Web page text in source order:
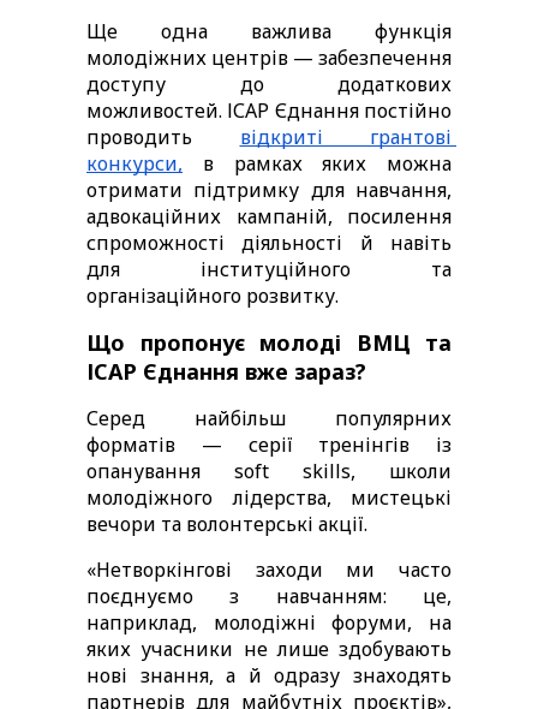
Ще одна важлива функція
молодіжних центрів — забезпечення
доступу до додаткових
можливостей. ІСАР Єднання постійно
проводить відкриті грантові
конкурси, в рамках яких можна
отримати підтримку для навчання,
адвокаційних кампаній, посилення
спроможності діяльності й навіть
для інституційного та
організаційного розвитку.
Що пропонує молоді ВМЦ та
ІСАР Єднання вже зараз?
Серед найбільш популярних
форматів — серії тренінгів із
опанування soft skills, школи
молодіжного лідерства, мистецькі
вечори та волонтерські акції.
«Нетворкінгові заходи ми часто
поєднуємо з навчанням: це,
наприклад, молодіжні форуми, на
яких учасники не лише здобувають
нові знання, а й одразу знаходять
партнерів для майбутніх проєктів»,